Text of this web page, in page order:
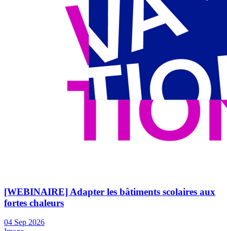
[WEBINAIRE] Adapter les bâtiments scolaires aux
fortes chaleurs
04 Sep 2026